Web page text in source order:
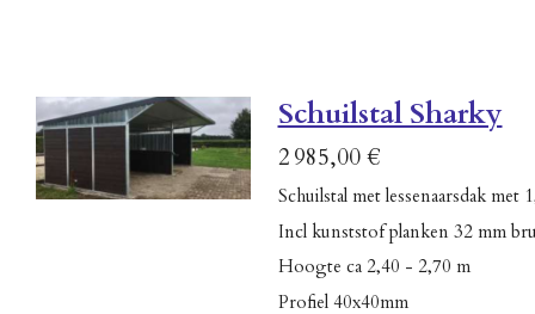
Schuilstal Sharky
2 985,00 €
Schuilstal met lessenaarsdak met
Incl kunststof planken 32 mm
Hoogte ca 2,40 - 2,70 m
Profiel 40x40mm